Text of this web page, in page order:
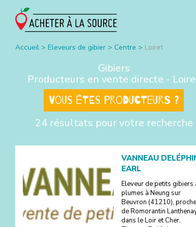
Accueil > Eleveurs de gibier > Centre > Loiret
Gibiers
Producteurs en vente directe -
Vous êtes producteurs ?
24 résultats pour votre recherche
VANNEAU
EARL
Eleveur de petits gibiers
plumes à Neung sur
Beuvron (41210), proche
de Romorantin
dans le Loir et Cher,